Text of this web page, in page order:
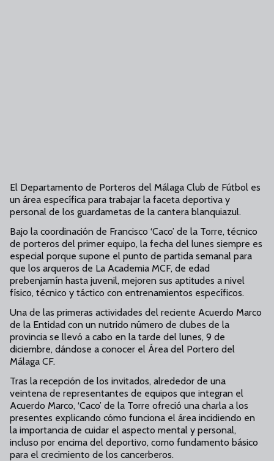
El Departamento de Porteros del Málaga Club de Fútbol es
un área específica para trabajar la faceta deportiva y
personal de los guardametas de la cantera blanquiazul.
Bajo la coordinación de Francisco ‘Caco’ de la Torre, técnico
de porteros del primer equipo, la fecha del lunes siempre es
especial porque supone el punto de partida semanal para
que los arqueros de La Academia MCF, de edad
prebenjamín hasta juvenil, mejoren sus aptitudes a nivel
físico, técnico y táctico con entrenamientos específicos.
Una de las primeras actividades del reciente Acuerdo Marco
de la Entidad con un nutrido número de clubes de la
provincia se llevó a cabo en la tarde del lunes, 9 de
diciembre, dándose a conocer el Área del Portero del
Málaga CF.
Tras la recepción de los invitados, alrededor de una
veintena de representantes de equipos que integran el
Acuerdo Marco, ‘Caco’ de la Torre ofreció una charla a los
presentes explicando cómo funciona el área incidiendo en
la importancia de cuidar el aspecto mental y personal,
incluso por encima del deportivo, como fundamento básico
para el crecimiento de los cancerberos.